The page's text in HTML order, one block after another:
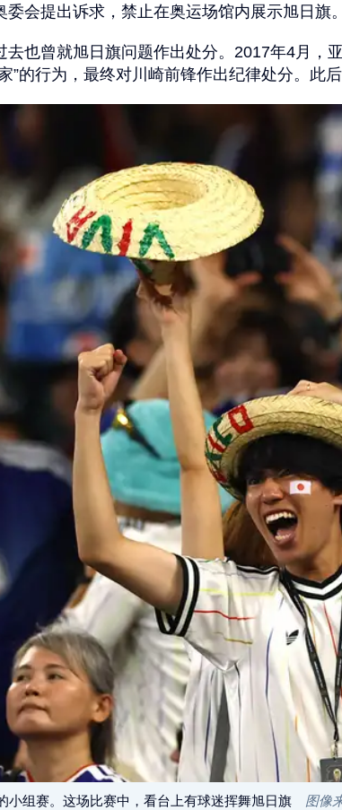
会提出诉求，禁止在奥运场馆内展示旭日旗。
去也曾就旭日旗问题作出处分。2017年4月
”的行为，最终对川崎前锋作出纪律处分。此
小组赛。这场比赛中，看台上有球迷挥舞旭日旗 图像